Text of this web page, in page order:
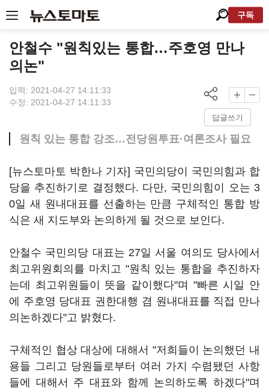
구독
안철수 "원칙있는 통합…주호영 만나
의논"
입력: 2021-04-27 14:11:33
수정: 2021-04-27 14:11:33
답글쓰기
원칙 있는 통합 강조…전당원투표·여론조사 필요
[뉴스토마토 박한나 기자] 국민의당이 국민의힘과 합
당을 추진하기로 결정했다. 다만, 국민의힘이 오는 3
0일 새 원내대표를 선출하는 만큼 구체적인 통합 방
식은 새 지도부와 논의하게 될 것으로 보인다.
안철수 국민의당 대표는 27일 서울 여의도 당사에서
최고위원회의를 마치고 "원칙 있는 통합을 추진하자
는데 최고위원들이 뜻을 같이했다"며 "빠른 시일 안
에 주호영 당대표 권한대행 겸 원내대표를 직접 만나
의논하겠다"고 밝혔다.
구체적인 협상 대상에 대해서 "저희들이 논의했던 내
용들 그리고 당원들로부터 여러 가지 수렴됐던 사항
들에 대해서 주 대표와 함께 논의하도록 하겠다"며